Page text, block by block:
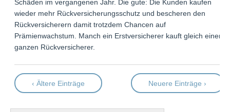
Schäden im vergangenen Jahr. Die gute: Die Kunden kaufen
wieder mehr Rückversicherungsschutz und bescheren den
Rückversicherern damit trotzdem Chancen auf
Prämienwachstum. Manch ein Erstversicherer kauft gleich einen
ganzen Rückversicherer.
‹ Ältere Einträge Neuere Einträge ›